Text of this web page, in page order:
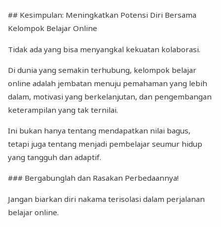
## Kesimpulan: Meningkatkan Potensi Diri Bersama
Kelompok Belajar Online
Tidak ada yang bisa menyangkal kekuatan kolaborasi.
Di dunia yang semakin terhubung, kelompok belajar
online adalah jembatan menuju pemahaman yang lebih
dalam, motivasi yang berkelanjutan, dan pengembangan
keterampilan yang tak ternilai.
Ini bukan hanya tentang mendapatkan nilai bagus,
tetapi juga tentang menjadi pembelajar seumur hidup
yang tangguh dan adaptif.
### Bergabunglah dan Rasakan Perbedaannya!
Jangan biarkan diri nakama terisolasi dalam perjalanan
belajar online.